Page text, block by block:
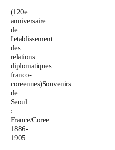
(120e
anniversaire
de
l'etablissement
des
relations
diplomatiques
franco-
coreennes)Souvenirs
de
Seoul
:
France/Coree
1886-
1905